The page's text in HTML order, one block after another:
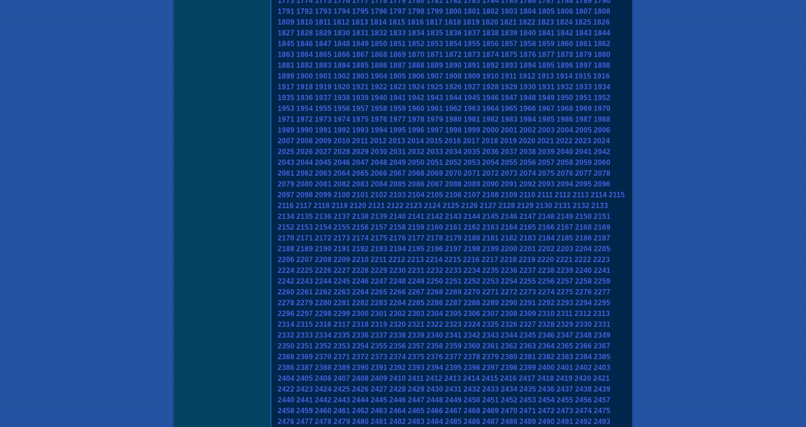
1791 1792 1793 1794 1795 1796 1797 1798 1799 1800 1801 1802 1803 1804 1805 1806 1807 1808
1809 1810 1811 1812 1813 1814 1815 1816 1817 1818 1819 1820 1821 1822 1823 1824 1825 1826
1827 1828 1829 1830 1831 1832 1833 1834 1835 1836 1837 1838 1839 1840 1841 1842 1843 1844
1845 1846 1847 1848 1849 1850 1851 1852 1853 1854 1855 1856 1857 1858 1859 1860 1861 1862
1863 1864 1865 1866 1867 1868 1869 1870 1871 1872 1873 1874 1875 1876 1877 1878 1879 1880
1881 1882 1883 1884 1885 1886 1887 1888 1889 1890 1891 1892 1893 1894 1895 1896 1897 1898
1899 1900 1901 1902 1903 1904 1905 1906 1907 1908 1909 1910 1911 1912 1913 1914 1915 1916
1917 1918 1919 1920 1921 1922 1923 1924 1925 1926 1927 1928 1929 1930 1931 1932 1933 1934
1935 1936 1937 1938 1939 1940 1941 1942 1943 1944 1945 1946 1947 1948 1949 1950 1951 1952
1953 1954 1955 1956 1957 1958 1959 1960 1961 1962 1963 1964 1965 1966 1967 1968 1969 1970
1971 1972 1973 1974 1975 1976 1977 1978 1979 1980 1981 1982 1983 1984 1985 1986 1987 1988
1989 1990 1991 1992 1993 1994 1995 1996 1997 1998 1999 2000 2001 2002 2003 2004 2005 2006
2007 2008 2009 2010 2011 2012 2013 2014 2015 2016 2017 2018 2019 2020 2021 2022 2023 2024
2025 2026 2027 2028 2029 2030 2031 2032 2033 2034 2035 2036 2037 2038 2039 2040 2041 2042
2043 2044 2045 2046 2047 2048 2049 2050 2051 2052 2053 2054 2055 2056 2057 2058 2059 2060
2061 2062 2063 2064 2065 2066 2067 2068 2069 2070 2071 2072 2073 2074 2075 2076 2077 2078
2079 2080 2081 2082 2083 2084 2085 2086 2087 2088 2089 2090 2091 2092 2093 2094 2095 2096
2097 2098 2099 2100 2101 2102 2103 2104 2105 2106 2107 2108 2109 2110 2111 2112 2113 2114 2115
2116 2117 2118 2119 2120 2121 2122 2123 2124 2125 2126 2127 2128 2129 2130 2131 2132 2133
2134 2135 2136 2137 2138 2139 2140 2141 2142 2143 2144 2145 2146 2147 2148 2149 2150 2151
2152 2153 2154 2155 2156 2157 2158 2159 2160 2161 2162 2163 2164 2165 2166 2167 2168 2169
2170 2171 2172 2173 2174 2175 2176 2177 2178 2179 2180 2181 2182 2183 2184 2185 2186 2187
2188 2189 2190 2191 2192 2193 2194 2195 2196 2197 2198 2199 2200 2201 2202 2203 2204 2205
2206 2207 2208 2209 2210 2211 2212 2213 2214 2215 2216 2217 2218 2219 2220 2221 2222 2223
2224 2225 2226 2227 2228 2229 2230 2231 2232 2233 2234 2235 2236 2237 2238 2239 2240 2241
2242 2243 2244 2245 2246 2247 2248 2249 2250 2251 2252 2253 2254 2255 2256 2257 2258 2259
2260 2261 2262 2263 2264 2265 2266 2267 2268 2269 2270 2271 2272 2273 2274 2275 2276 2277
2278 2279 2280 2281 2282 2283 2284 2285 2286 2287 2288 2289 2290 2291 2292 2293 2294 2295
2296 2297 2298 2299 2300 2301 2302 2303 2304 2305 2306 2307 2308 2309 2310 2311 2312 2313
2314 2315 2316 2317 2318 2319 2320 2321 2322 2323 2324 2325 2326 2327 2328 2329 2330 2331
2332 2333 2334 2335 2336 2337 2338 2339 2340 2341 2342 2343 2344 2345 2346 2347 2348 2349
2350 2351 2352 2353 2354 2355 2356 2357 2358 2359 2360 2361 2362 2363 2364 2365 2366 2367
2368 2369 2370 2371 2372 2373 2374 2375 2376 2377 2378 2379 2380 2381 2382 2383 2384 2385
2386 2387 2388 2389 2390 2391 2392 2393 2394 2395 2396 2397 2398 2399 2400 2401 2402 2403
2404 2405 2406 2407 2408 2409 2410 2411 2412 2413 2414 2415 2416 2417 2418 2419 2420 2421
2422 2423 2424 2425 2426 2427 2428 2429 2430 2431 2432 2433 2434 2435 2436 2437 2438 2439
2440 2441 2442 2443 2444 2445 2446 2447 2448 2449 2450 2451 2452 2453 2454 2455 2456 2457
2458 2459 2460 2461 2462 2463 2464 2465 2466 2467 2468 2469 2470 2471 2472 2473 2474 2475
2476 2477 2478 2479 2480 2481 2482 2483 2484 2485 2486 2487 2488 2489 2490 2491 2492 2493